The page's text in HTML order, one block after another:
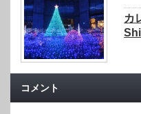
カ
コメント